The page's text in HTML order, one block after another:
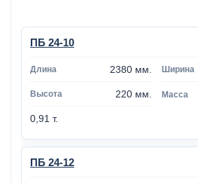
ПБ 24-10
2380 мм.
220 мм.
0,91 т.
ПБ 24-12